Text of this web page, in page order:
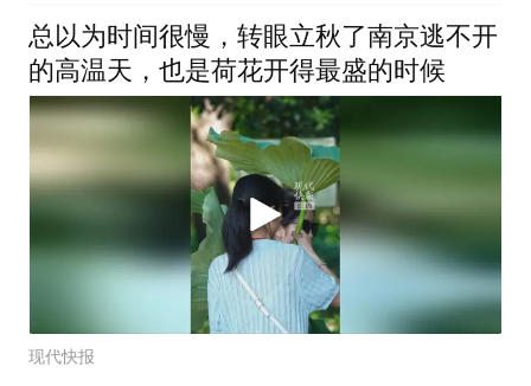
总以为时间很慢，转眼立秋了南京逃不开
的高温天，也是荷花开得最盛的时候
现代快报